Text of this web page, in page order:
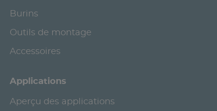
Burins
Outils de montage
Accessoires
Applications
Aperçu des applications